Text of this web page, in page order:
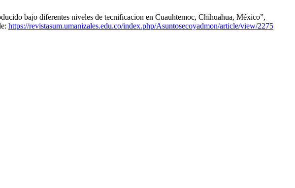
bajo diferentes niveles de tecnificacion en Cuauhtemoc, Chihuahua, México”,
https://revistasum.umanizales.edu.co/index.php/Asuntosecoyadmon/article/view/2275